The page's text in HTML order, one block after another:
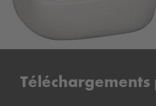
Téléchargements